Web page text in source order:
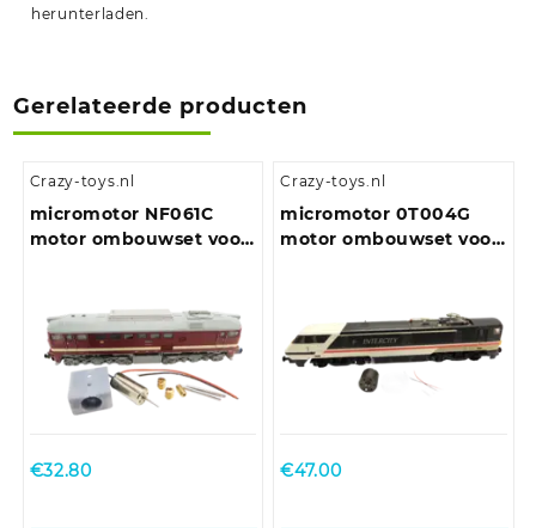
herunterladen.
Gerelateerde producten
Crazy-toys.nl
micromotor NF061C
motor ombouwset voor
€32.80
Crazy-toys.nl
micromotor 0T004G
motor ombouwset voor
Class 86, Class 90, Class
91 , Class 110, Class 253 ,
Class 370 en andere
BO-BO locomotieven
€47.00